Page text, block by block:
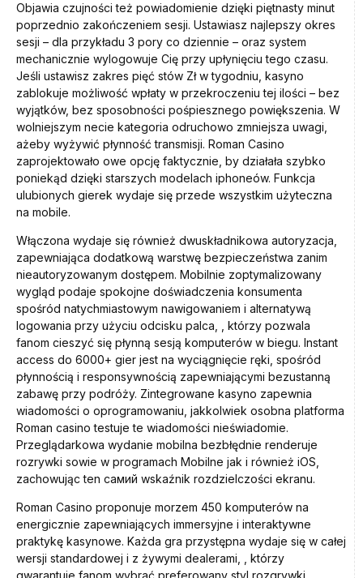
Objawia czujności też powiadomienie dzięki piętnasty minut
poprzednio zakończeniem sesji. Ustawiasz najlepszy okres
sesji – dla przykładu 3 pory co dziennie – oraz system
mechanicznie wylogowuje Cię przy upłynięciu tego czasu.
Jeśli ustawisz zakres pięć stów Zł w tygodniu, kasyno
zablokuje możliwość wpłaty w przekroczeniu tej ilości – bez
wyjątków, bez sposobności pośpiesznego powiększenia. W
wolniejszym necie kategoria odruchowo zmniejsza uwagi,
ażeby wyżywić płynność transmisji. Roman Casino
zaprojektowało owe opcję faktycznie, by działała szybko
poniekąd dzięki starszych modelach iphoneów. Funkcja
ulubionych gierek wydaje się przede wszystkim użyteczna
na mobile.
Włączona wydaje się również dwuskładnikowa autoryzacja,
zapewniająca dodatkową warstwę bezpieczeństwa zanim
nieautoryzowanym dostępem. Mobilnie zoptymalizowany
wygląd podaje spokojne doświadczenia konsumenta
spośród natychmiastowym nawigowaniem i alternatywą
logowania przy użyciu odcisku palca, , którzy pozwala
fanom cieszyć się płynną sesją komputerów w biegu. Instant
access do 6000+ gier jest na wyciągnięcie ręki, spośród
płynnością i responsywnością zapewniającymi bezustanną
zabawę przy podróży. Zintegrowane kasyno zapewnia
wiadomości o oprogramowaniu, jakkolwiek osobna platforma
Roman casino testuje te wiadomości nieświadomie.
Przeglądarkowa wydanie mobilna bezbłędnie renderuje
rozrywki sowie w programach Mobilne jak i również iOS,
zachowując ten самий wskaźnik rozdzielczości ekranu.
Roman Casino proponuje morzem 450 komputerów na
energicznie zapewniających immersyjne i interaktywne
praktykę kasynowe. Każda gra przystępna wydaje się w całej
wersji standardowej i z żywymi dealerami, , którzy
gwarantuje fanom wybrać preferowany styl rozgrywki